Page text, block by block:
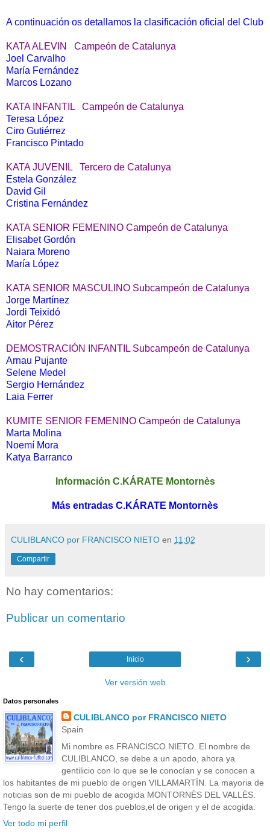
A continuación os detallamos la clasificación oficial del Club
KATA ALEVIN
Campeón de Catalunya
Joel Carvalho
María Fernández
Marcos Lozano
KATA INFANTIL
Campeón de Catalunya
Teresa López
Ciro Gutiérrez
Francisco Pintado
KATA JUVENIL
Tercero de Catalunya
Estela González
David Gil
Cristina Fernández
KATA SENIOR FEMENINO Campeón de Catalunya
Elisabet Gordón
Naiara Moreno
María López
KATA SENIOR MASCULINO Subcampeón de Catalunya
Jorge Martínez
Jordi Teixidó
Aitor Pérez
DEMOSTRACIÓN INFANTIL Subcampeón de Catalunya
Arnau Pujante
Selene Medel
Sergio Hernández
Laia Ferrer
KUMITE SENIOR FEMENINO Campeón de Catalunya
Marta Molina
Noemí Mora
Katya Barranco
Información C.KÁRATE Montornès
Más entradas C.KÁRATE Montornès
CULIBLANCO por FRANCISCO NIETO en 11:02
Compartir
No hay comentarios:
Publicar un comentario
‹ ›
Inicio
Ver versión web
Datos personales
CULIBLANCO por FRANCISCO NIETO
Spain
Mi nombre es FRANCISCO NIETO. El nombre de
CULIBLANCO, se debe a un apodo, ahora ya
gentilicio con lo que se le conocían y se conocen a
los habitantes de mi pueblo de origen VILLAMARTÍN. La mayoria de
noticias son de mi pueblo de acogida MONTORNÈS DEL VALLÈS.
Tengo la suerte de tener dos pueblos,el de origen y el de acogida.
Ver todo mi perfil